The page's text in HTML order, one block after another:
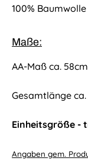
100% Baumwolle
Maße:
AA-Maß ca. 58cm
Gesamtlänge ca.
Einheitsgröße -
Angaben gem.